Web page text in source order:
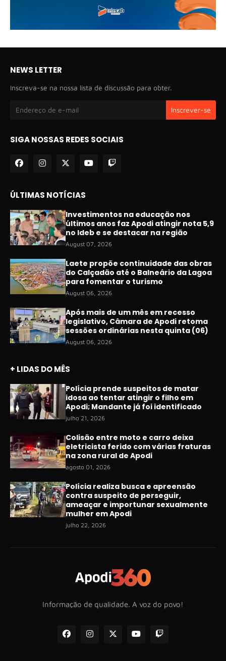
NEWS LETTER
Inscreva-se na nossa lista de discussão para obter.
SIGA NOSSAS REDES SOCIAIS
ÚLTIMAS NOTÍCIAS
Investimentos na educação nos
últimos anos faz Apodi atingir nota 5,9
no Ideb e se destacar na região
August 07, 2026
Laete propõe continuidade das obras
do Calçadão até o Balneário da Lagoa
para fomentar o turismo
August 06, 2026
Após mais de um mês em recesso
legislativo, Câmara de Apodi retoma
sessões ordinárias nesta quinta (06)
August 06, 2026
+ LIDAS DO MÊS
Polícia prende suspeitos de matar
idosa ao tentar atingir o filho em
Apodi; Mandante já foi identificado
julho 21, 2026
Colisão entre moto e carro deixa
eletricista ferido com várias fraturas
na zona rural de Apodi
agosto 01, 2026
Polícia realiza busca e apreensão
contra suspeito de perseguir,
ameaçar e importunar sexualmente
mulher em Apodi
julho 22, 2026
Informação de qualidade. A voz do povo!